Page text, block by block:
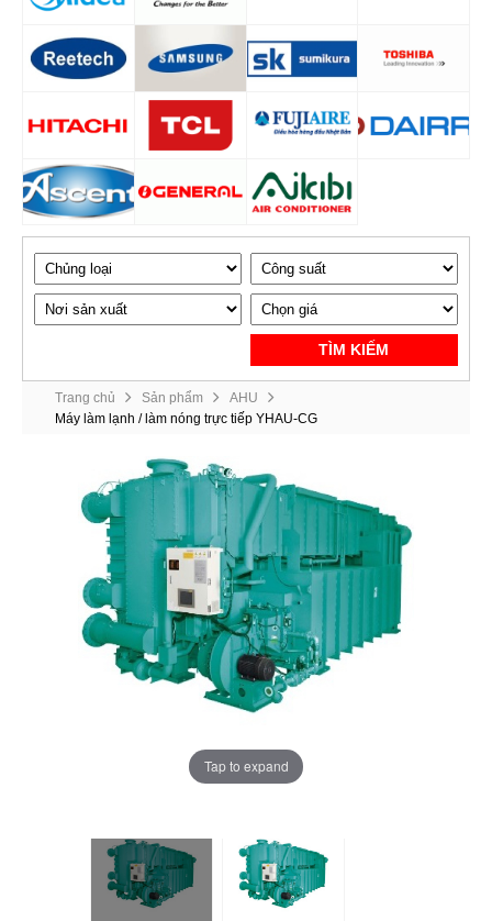
TÌM KIẾM
Trang chủ Sản phẩm
AHU
Máy làm lạnh / làm nóng trực tiếp YHAU-CG
Tap to expand